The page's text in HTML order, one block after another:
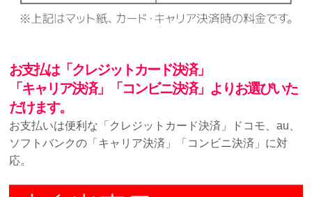
お支払は「クレジットカード決済」
「キャリア決済」「コンビニ決済」よりお選びいた
だけます。
お支払いは便利な「クレジットカード決済」ドコモ、au、
ソフトバンクの「キャリア決済」「コンビニ決済」に対
応。